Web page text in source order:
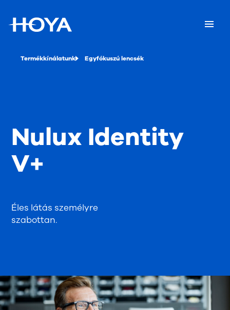
Termékkínálatunk Egyfókuszú lencsék
Éles látás személyre
szabottan.
Nulux Identity
V+